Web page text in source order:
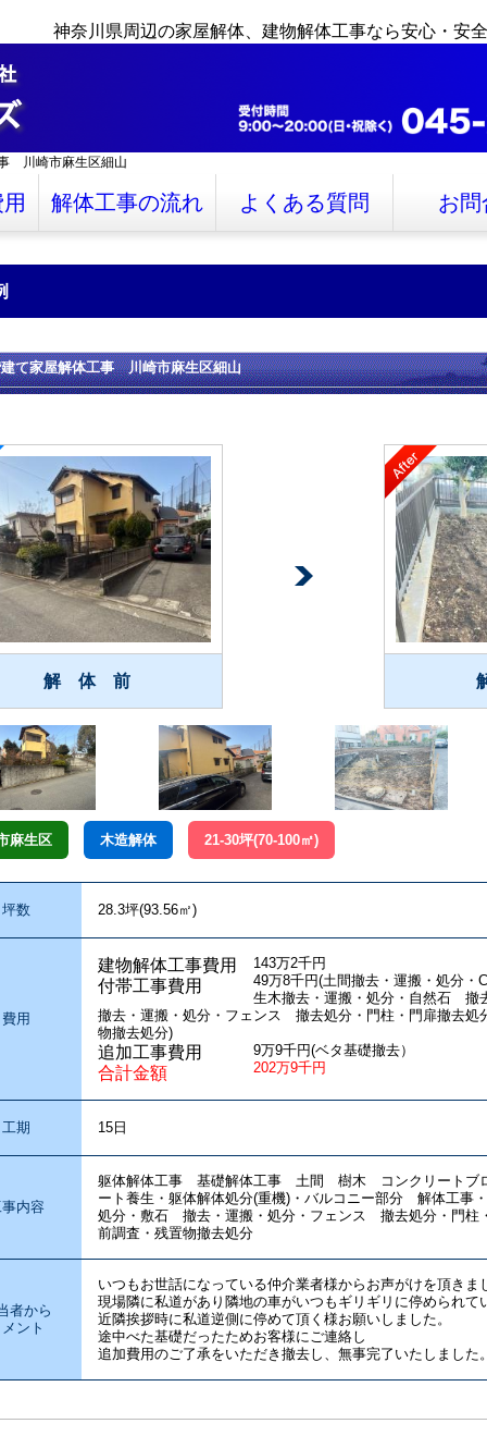
神奈川県周辺の家屋解体、建物解体工事なら安心・安
川崎市麻生区細山
解体工事の流れ よくある質問 お問
て家屋解体工事 川崎市麻生区細山
解 体 前
麻生区 木造解体 21-30坪(70-100㎡)
坪数 28.3坪(93.56㎡)
費用
建物解体工事費用 143万2千円
付帯工事費用
49万8千円(土間撤去・運搬・処分
生木撤去・運搬・処分・自然石 撤
撤去・運搬・処分・フェンス 撤去処分・門柱・門扉撤去処
物撤去処分)
追加工事費用 9万9千円(ベタ基礎撤去）
合計金額 202万9千円
工期 15日
内容
躯体解体工事 基礎解体工事 土間 樹木 コンクリート
ート養生・躯体解体処分(重機)・バルコニー部分 解体工事
処分・敷石 撤去・運搬・処分・フェンス 撤去処分・門柱
前調査・残置物撤去処分
者から
ント
いつもお世話になっている仲介業者様からお声がけを頂きま
現場隣に私道があり隣地の車がいつもギリギリに停められて
近隣挨拶時に私道逆側に停めて頂く様お願いしました。
途中べた基礎だったためお客様にご連絡し
追加費用のご了承をいただき撤去し、無事完了いたしました。